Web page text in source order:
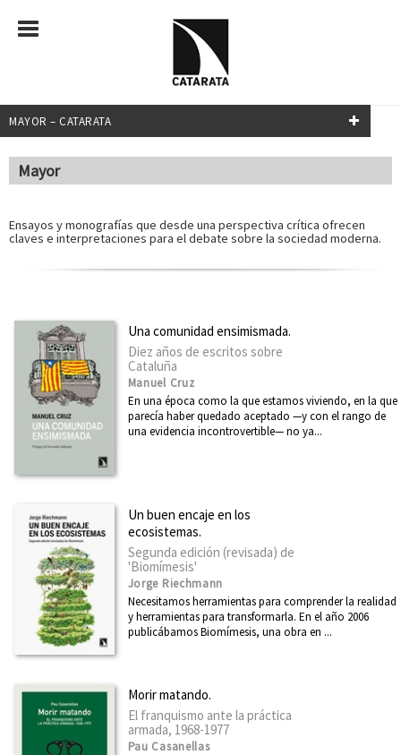
MAYOR – CATARATA
NUESTRAS COLECCIONES
Transiciones
¿Qué sabemos de?
Transiciones
Clásicos del Pensamiento Crítico
Breves historias de países de América
Primero de Mayo
Arquitecturas
Miradas Matemáticas
Casa África
Desarrollo y Cooperación
Economía inclusiva
Dirasat - Estudios Árabes
arte + educación
Eleanor Roosevelt
Física y Ciencia para todos
Mayor
Ensayos y monografías que desde una perspectiva crítica ofrecen
claves e interpretaciones para el debate sobre la sociedad moderna.
Una comunidad ensimismada.
Diez años de escritos sobre
Cataluña
Manuel Cruz
En una época como la que estamos viviendo, en la que
parecía haber quedado aceptado —y con el rango de
una evidencia incontrovertible— no ya...
Un buen encaje en los
ecosistemas.
Segunda edición (revisada) de
'Biomímesis'
Jorge Riechmann
Necesitamos herramientas para comprender la realidad
y herramientas para transformarla. En el año 2006
publicábamos Biomímesis, una obra en ...
Morir matando.
El franquismo ante la práctica
armada, 1968-1977
Pau Casanellas